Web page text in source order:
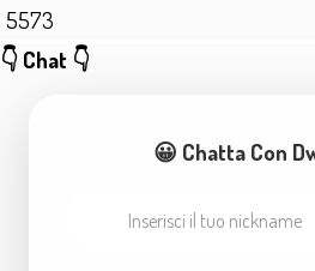
5573
Salta blocco 👇 Chat 👇
👇 Chat 👇
😀 Chatta Con